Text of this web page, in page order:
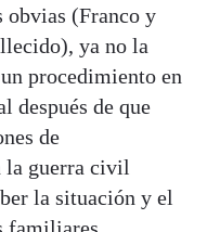
obvias (Franco y
ya no la
procedimiento en
después de que
de
la guerra civil
la situación y el